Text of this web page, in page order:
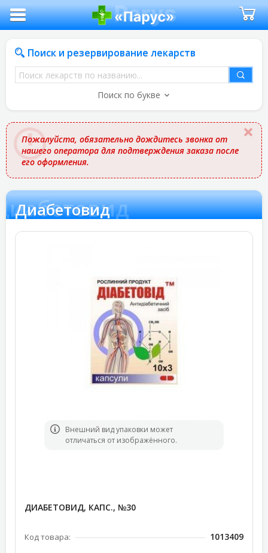
Поиск и резервирование лекарств
Поиск
лекарств
названию
Поиск по букве
Пожалуйста, обязательно дождитесь звонка от
нашего оператора для подтверждения заказа после
его оформления.
Диабетовид
Bнешний вид упаковки может
отличаться от изображённого.
ДИАБЕТОВИД, КАПС., №30
Код товара: 1013409